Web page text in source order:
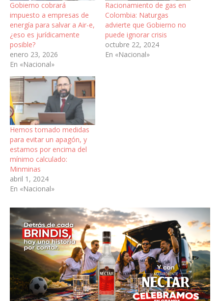
Gobierno cobrará
impuesto a empresas de
energía para salvar a Air-e,
¿eso es jurídicamente
posible?
enero 23, 2026
En «Nacional»
Racionamiento de gas en
Colombia: Naturgas
advierte que Gobierno no
puede ignorar crisis
octubre 22, 2024
En «Nacional»
Hemos tomado medidas
para evitar un apagón, y
estamos por encima del
mínimo calculado:
Minminas
abril 1, 2024
En «Nacional»